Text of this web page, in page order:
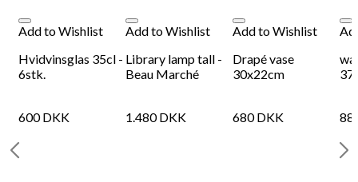
Add to Wishlist
Hvidvinsglas 35cl -
6stk.
600DKK
Add to Wishlist
Library lamp tall -
Beau Marché
1.480DKK
Add to Wishlist
Drapé vase
30x22cm
680DKK